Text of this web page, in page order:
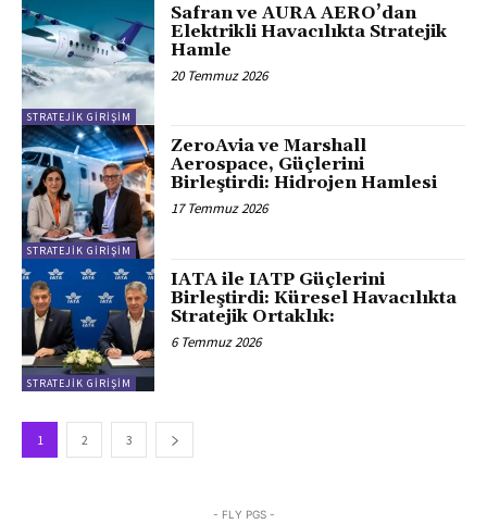
STRATEJIK GIRIŞIM
Safran ve AURA AERO’dan
Elektrikli Havacılıkta Stratejik
Hamle
20 Temmuz 2026
STRATEJIK GIRIŞIM
ZeroAvia ve Marshall
Aerospace, Güçlerini
Birleştirdi: Hidrojen Hamlesi
17 Temmuz 2026
STRATEJIK GIRIŞIM
IATA ile IATP Güçlerini
Birleştirdi: Küresel Havacılıkta
Stratejik Ortaklık:
6 Temmuz 2026
1 2 3
- FLY PGS -